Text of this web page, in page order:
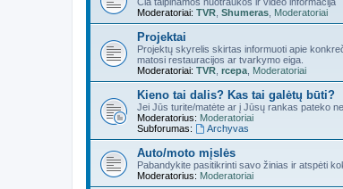
Moderatoriai: TVR Shumeras Moderatoriai
Projektai
Projektų skyrelis skirtas informuoti apie
matosi restauracijos ar tvarkymo eiga.
Moderatoriai: TVR rcepa Moderatoriai
Kieno tai dalis? Kas tai galėtų būti?
Jei Jūs turite/matėte ar į Jūsų rankas pateko
Moderatorius: Moderatoriai
Subforumas:
Archyvas
Auto/moto mįslės
Pabandykite pasitikrinti savo žinias ir atspėti
Moderatorius: Moderatoriai